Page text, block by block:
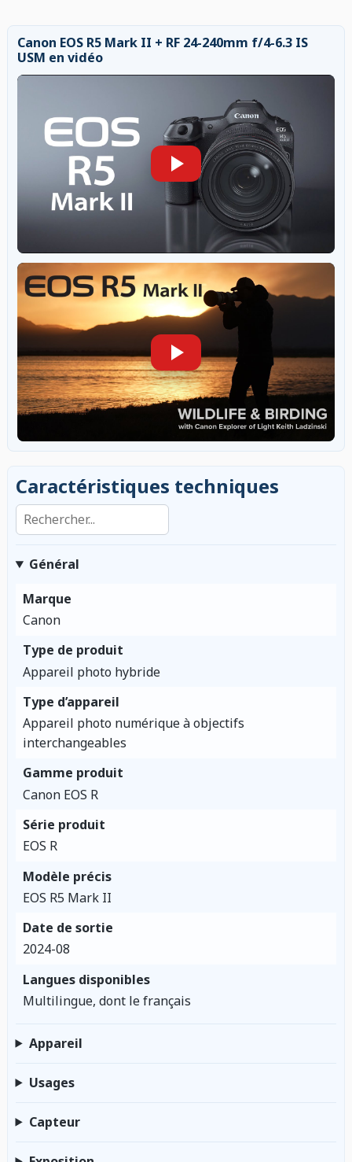
Canon EOS R5 Mark II + RF 24-240mm f/4-6.3 IS
USM en vidéo
Caractéristiques techniques
Rechercher dans les caractéristiques
Général
Marque
Canon
Type de produit
Appareil photo hybride
Type d’appareil
Appareil photo numérique à objectifs
interchangeables
Gamme produit
Canon EOS R
Série produit
EOS R
Modèle précis
EOS R5 Mark II
Date de sortie
2024-08
Langues disponibles
Multilingue, dont le français
Appareil
Usages
Capteur